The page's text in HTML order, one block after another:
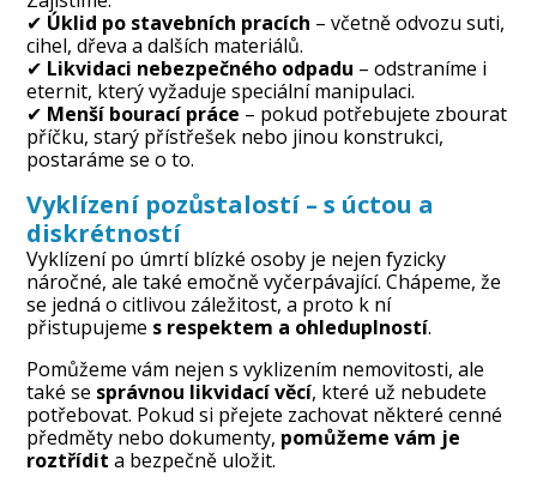
✔ Úklid po stavebních pracích – včetně odvozu suti,
cihel, dřeva a dalších materiálů.
✔ Likvidaci nebezpečného odpadu – odstraníme i
eternit, který vyžaduje speciální manipulaci.
✔ Menší bourací práce – pokud potřebujete zbourat
příčku, starý přístřešek nebo jinou konstrukci,
postaráme se o to.
Vyklízení pozůstalostí– s úctou a
diskrétností
Vyklízení po úmrtí blízké osoby je nejen fyzicky
náročné, ale také emočně vyčerpávající. Chápeme, že
se jedná o citlivou záležitost, a proto k ní
přistupujeme s respektem a ohleduplností.
Pomůžeme vám nejen s vyklizením nemovitosti, ale
také se správnou likvidací věcí, které už nebudete
potřebovat. Pokud si přejete zachovat některé cenné
předměty nebo dokumenty, pomůžeme vám je
roztřídit a bezpečně uložit.